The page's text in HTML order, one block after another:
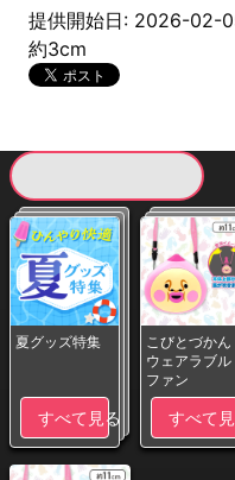
提供開始日: 2026-02-
約3cm
夏グッズ特集
すべて見る
こびとづかん
ウェアラブル
ファン
すべて